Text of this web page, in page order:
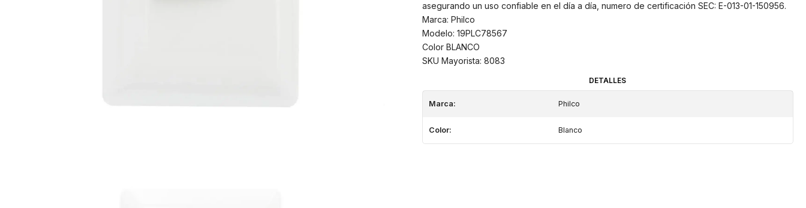
asegurando un uso confiable en el día a día, numero de certificación SEC: E-013-01-150956.
Marca: Philco
Modelo: 19PLC78567
Color BLANCO
SKU Mayorista: 8083
DETALLES
Marca: Philco
Color: Blanco